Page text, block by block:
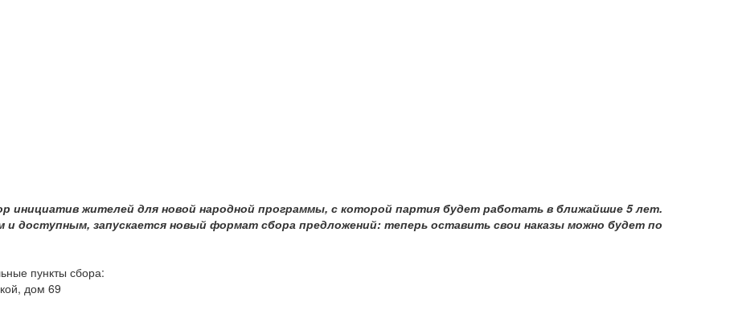
инициатив жителей для новой народной программы, с которой партия будет работать в ближайшие 5 лет.
доступным, запускается новый формат сбора предложений: теперь оставить свои наказы можно будет по
пункты сбора:
дом 69